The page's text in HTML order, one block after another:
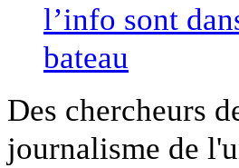
Des chercheurs
journalisme de